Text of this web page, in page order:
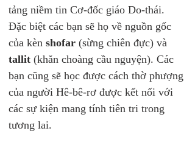
tảng niềm tin Cơ-đốc giáo Do-thái.
Đặc biệt các bạn sẽ họ về nguồn gốc
của kèn shofar (sừng chiên đực) và
tallit (khăn choàng cầu nguyện). Các
bạn cũng sẽ học được cách thờ phượng
của người Hê-bê-rơ được kết nối với
các sự kiện mang tính tiên tri trong
tương lai.